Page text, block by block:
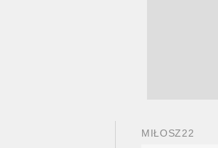
MIŁOSZ22